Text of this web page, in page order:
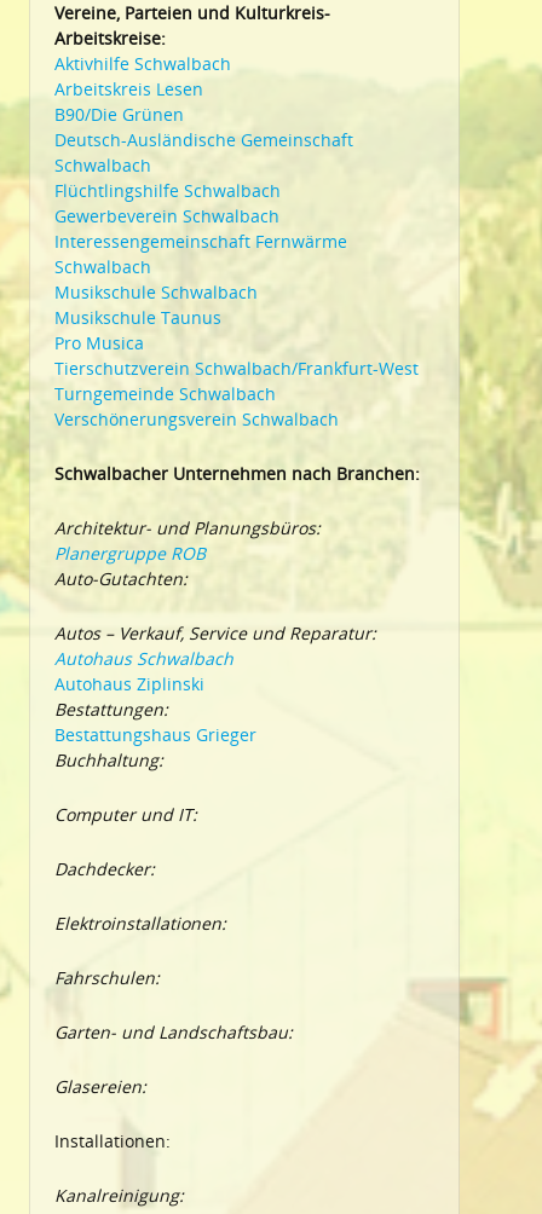
Vereine, Parteien und Kulturkreis-
Arbeitskreise:
Aktivhilfe Schwalbach
Arbeitskreis Lesen
B90/Die Grünen
Deutsch-Ausländische Gemeinschaft
Schwalbach
Flüchtlingshilfe Schwalbach
Gewerbeverein Schwalbach
Interessengemeinschaft Fernwärme
Schwalbach
Musikschule Schwalbach
Musikschule Taunus
Pro Musica
Tierschutzverein Schwalbach/Frankfurt-West
Turngemeinde Schwalbach
Verschönerungsverein Schwalbach
Schwalbacher Unternehmen nach Branchen:
Architektur- und Planungsbüros:
Planergruppe ROB
Auto-Gutachten:
Autos – Verkauf, Service und Reparatur:
Autohaus Schwalbach
Autohaus Ziplinski
Bestattungen:
Bestattungshaus Grieger
Buchhaltung:
Computer und IT:
Dachdecker:
Elektroinstallationen:
Fahrschulen:
Garten- und Landschaftsbau:
Glasereien:
Installationen:
Kanalreinigung: